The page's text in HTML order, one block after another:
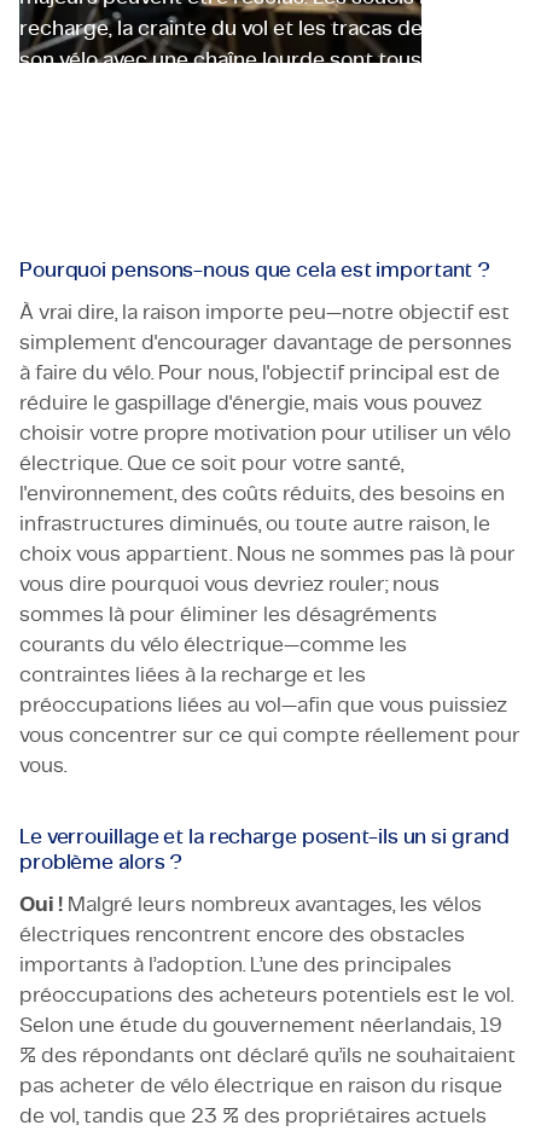
Certifications et Conformité
recharge, la crainte du vol et les tracas de sécuriser
son vélo avec une chaîne lourde sont tous des
Pourquoi pensons-nous que cela est important ?
À vrai dire, la raison importe peu—notre objectif est
simplement d'encourager davantage de personnes
à faire du vélo. Pour nous, l'objectif principal est de
réduire le gaspillage d'énergie, mais vous pouvez
choisir votre propre motivation pour utiliser un vélo
électrique. Que ce soit pour votre santé,
l'environnement, des coûts réduits, des besoins en
infrastructures diminués, ou toute autre raison, le
choix vous appartient. Nous ne sommes pas là pour
vous dire pourquoi vous devriez rouler; nous
sommes là pour éliminer les désagréments
courants du vélo électrique—comme les
contraintes liées à la recharge et les
préoccupations liées au vol—afin que vous puissiez
vous concentrer sur ce qui compte réellement pour
vous.
Le verrouillage et la recharge posent-ils un si grand
problème alors ?
Oui ! Malgré leurs nombreux avantages, les vélos
électriques rencontrent encore des obstacles
importants à l’adoption. L’une des principales
préoccupations des acheteurs potentiels est le vol.
Selon une étude du gouvernement néerlandais, 19
% des répondants ont déclaré qu’ils ne souhaitaient
pas acheter de vélo électrique en raison du risque
de vol, tandis que 23 % des propriétaires actuels